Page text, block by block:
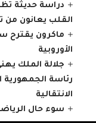
دراسة حديثة
القلب يعانون من
ماكرون يقترح
الأوروبية
جلالة الملك
رئاسة الجمهورية
الانتقالية
سوء حال